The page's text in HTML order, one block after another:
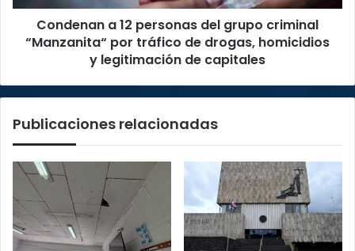
por
tráfico
y
de
Condenan a 12 personas del grupo criminal
“Manzanita“ por tráfico de drogas, homicidios
y legitimación de capitales
Publicaciones relacionadas